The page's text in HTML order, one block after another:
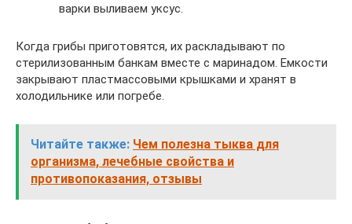
варки выливаем уксус.
Когда грибы приготовятся, их раскладывают по
стерилизованным банкам вместе с маринадом. Емкости
закрывают пластмассовыми крышками и хранят в
холодильнике или погребе.
Читайте также: Чем полезна тыква для
организма, лечебные свойства и
противопоказания, отзывы